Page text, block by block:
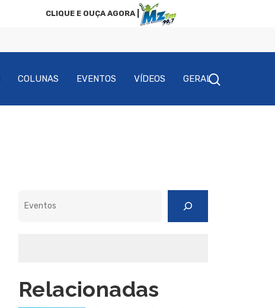
CLIQUE E OUÇA AGORA |
COLUNAS EVENTOS VÍDEOS GERAL
Relacionadas